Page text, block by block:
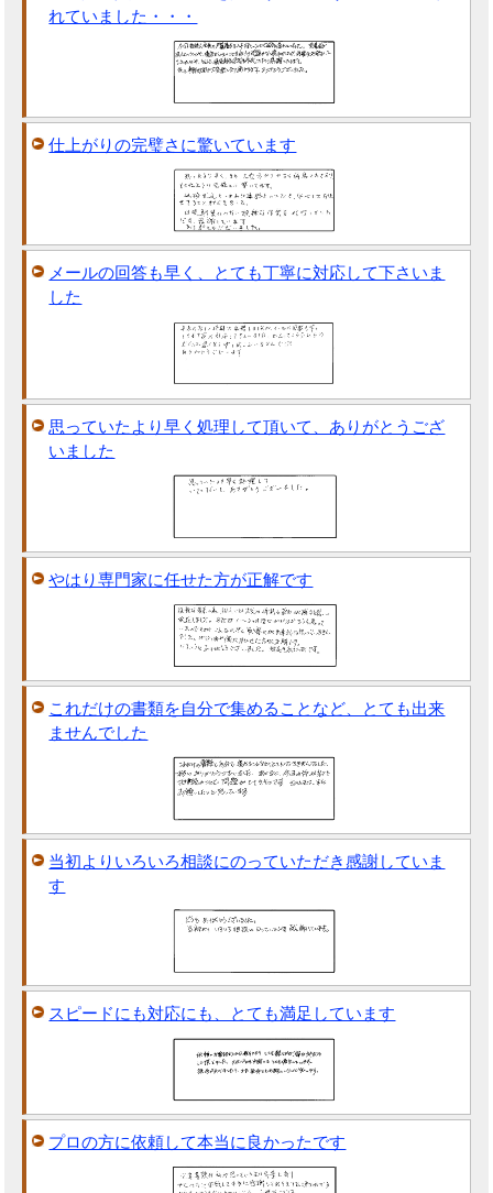
れていました・・・
仕上がりの完璧さに驚いています
メールの回答も早く、とても丁寧に対応して下さいま
した
思っていたより早く処理して頂いて、ありがとうござ
いました
やはり専門家に任せた方が正解です
これだけの書類を自分で集めることなど、とても出来
ませんでした
当初よりいろいろ相談にのっていただき感謝していま
す
スピードにも対応にも、とても満足しています
プロの方に依頼して本当に良かったです